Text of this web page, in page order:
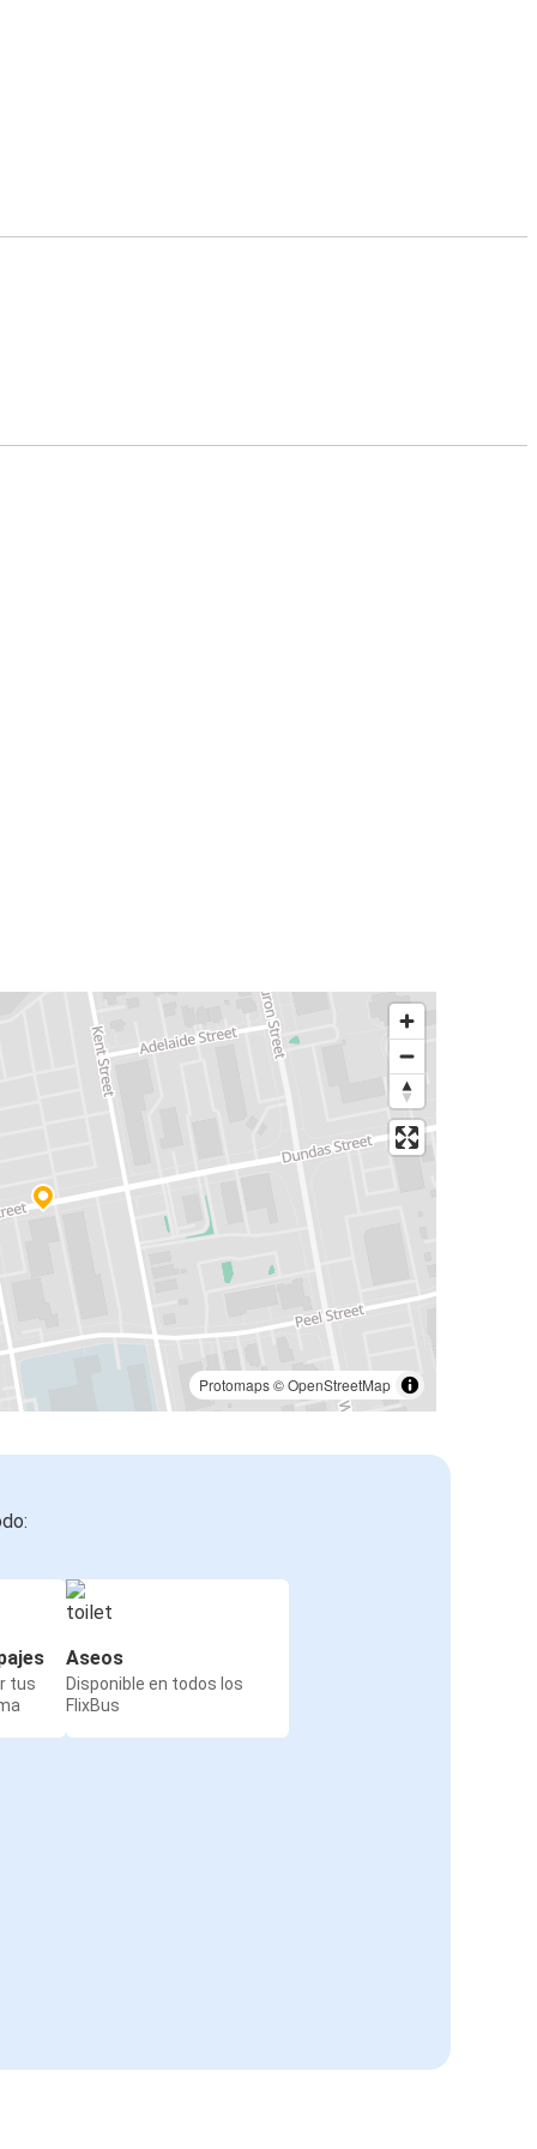
Protomaps©OpenStreetMap
tus
Aseos
Disponible en todos los
FlixBus